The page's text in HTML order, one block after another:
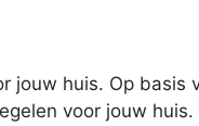
jouw huis. Op basis
voor jouw huis.